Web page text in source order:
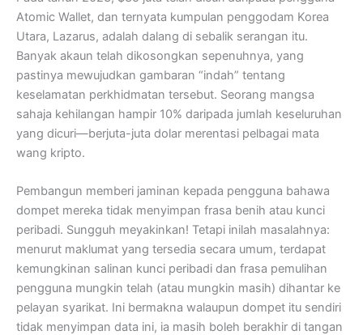
Atomic Wallet, dan ternyata kumpulan penggodam Korea
Utara, Lazarus, adalah dalang di sebalik serangan itu.
Banyak akaun telah dikosongkan sepenuhnya, yang
pastinya mewujudkan gambaran “indah” tentang
keselamatan perkhidmatan tersebut. Seorang mangsa
sahaja kehilangan hampir 10% daripada jumlah keseluruhan
yang dicuri—berjuta-juta dolar merentasi pelbagai mata
wang kripto.
Pembangun memberi jaminan kepada pengguna bahawa
dompet mereka tidak menyimpan frasa benih atau kunci
peribadi. Sungguh meyakinkan! Tetapi inilah masalahnya:
menurut maklumat yang tersedia secara umum, terdapat
kemungkinan salinan kunci peribadi dan frasa pemulihan
pengguna mungkin telah (atau mungkin masih) dihantar ke
pelayan syarikat. Ini bermakna walaupun dompet itu sendiri
tidak menyimpan data ini, ia masih boleh berakhir di tangan